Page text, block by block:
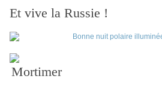
Et vive la Russie !
Mortimer